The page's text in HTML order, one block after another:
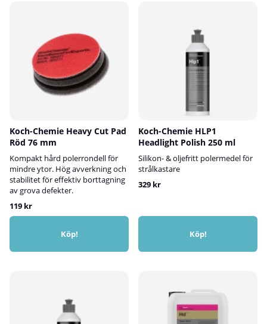
Koch-Chemie Heavy Cut Pad
Röd 76 mm
Kompakt hård polerrondell för
mindre ytor. Hög avverkning och
stabilitet för effektiv borttagning
av grova defekter.
119 kr
Köp!
Koch-Chemie HLP1
Headlight Polish 250 ml
Silikon- & oljefritt polermedel för
strålkastare
329 kr
Köp!